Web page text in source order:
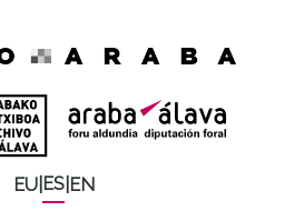
EU ES EN